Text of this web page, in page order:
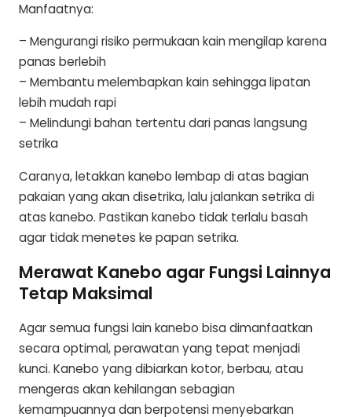
Manfaatnya:
– Mengurangi risiko permukaan kain mengilap karena
panas berlebih
– Membantu melembapkan kain sehingga lipatan
lebih mudah rapi
– Melindungi bahan tertentu dari panas langsung
setrika
Caranya, letakkan kanebo lembap di atas bagian
pakaian yang akan disetrika, lalu jalankan setrika di
atas kanebo. Pastikan kanebo tidak terlalu basah
agar tidak menetes ke papan setrika.
Merawat Kanebo agar Fungsi Lainnya
Tetap Maksimal
Agar semua fungsi lain kanebo bisa dimanfaatkan
secara optimal, perawatan yang tepat menjadi
kunci. Kanebo yang dibiarkan kotor, berbau, atau
mengeras akan kehilangan sebagian
kemampuannya dan berpotensi menyebarkan